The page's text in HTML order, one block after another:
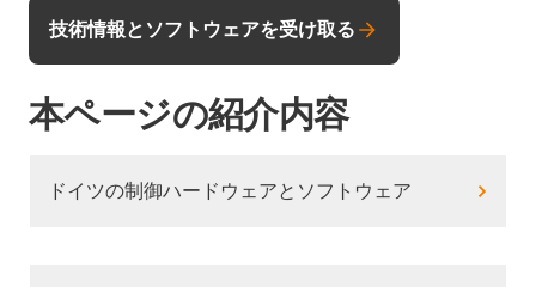
技術情報とソフトウェアを受け取る
本ページの紹介内容
ドイツの制御ハードウェアとソフトウェア